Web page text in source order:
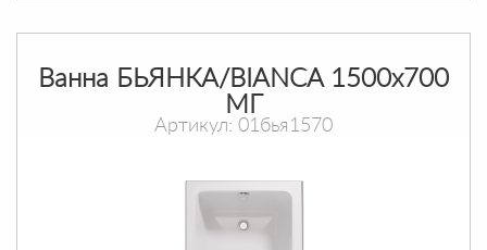
Ванна БЬЯНКА/BIANCA 1500х700
МГ
Артикул: 01бья1570